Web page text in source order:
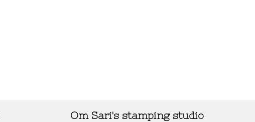
Om Sari's stamping studio